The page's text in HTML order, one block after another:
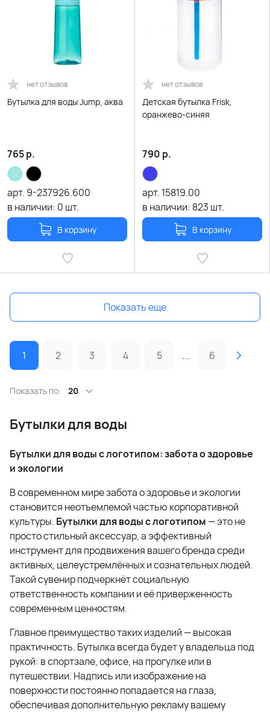
нет отзывов
Бутылка для воды Jump, аква
765р.
арт. 9-237926.600
в наличии: 0 шт.
В корзину
нет отзывов
Детская бутылка Frisk,
оранжево-синяя
790 р.
арт. 15819.00
в наличии: 823 шт.
В корзину
Показать еще
1 2 3 4 5 ... 6
Показать по: 20
Бутылки для воды
Бутылки для воды с логотипом: забота о здоровье
и экологии
В современном мире забота о здоровье и экологии
становится неотъемлемой частью корпоративной
культуры. Бутылки для воды с логотипом — это не
просто стильный аксессуар, а эффективный
инструмент для продвижения вашего бренда среди
активных, целеустремлённых и сознательных людей.
Такой сувенир подчеркнёт социальную
ответственность компании и её приверженность
современным ценностям.
Главное преимущество таких изделий — высокая
практичность. Бутылка всегда будет у владельца под
рукой: в спортзале, офисе, на прогулке или в
путешествии. Надпись или изображение на
поверхности постоянно попадается на глаза,
обеспечивая дополнительную рекламу вашему